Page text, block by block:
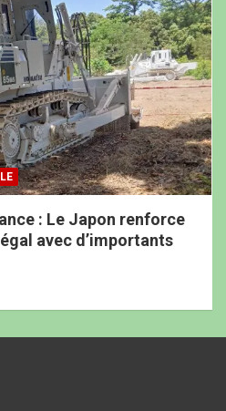
: Le Japon renforce
avec d’importants